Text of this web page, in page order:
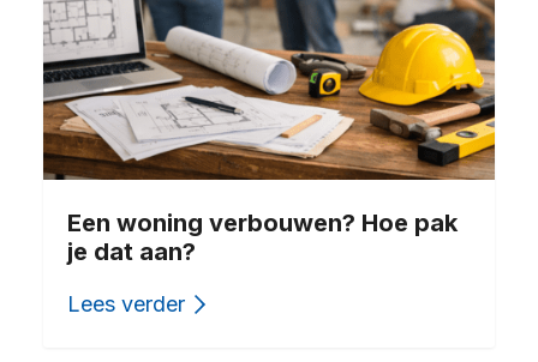
Een woning verbouwen? Hoe pak
je dat aan?
Lees verder